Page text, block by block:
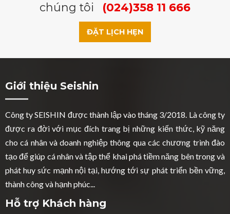
chúng tôi
(024)358 11 666
ĐẶT LỊCH HẸN
Giới thiệu Seishin
Công ty SEISHIN được thành lập vào tháng 3/2018. Là công ty
được ra đời với mục đích trang bị những kiến thức, kỹ năng
cho cá nhân và doanh nghiệp thông qua các chương trình đào
tạo để giúp cá nhân và tập thể khai phá tiềm năng bên trong và
phát huy sức mạnh nội tại, hướng tới sự phát triển bền vững,
thành công và hạnh phúc...
Hỗ trợ Khách hàng